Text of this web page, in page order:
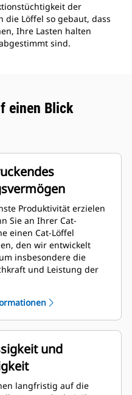
der
die Löffel so gebaut, dass
Ihre Lasten halten
sind.
einen Blick
Produktivität erzielen
Sie an Ihrer Cat-
einen Cat-Löffel
den wir entwickelt
insbesondere die
und Leistung der
den Materialfluss in
Die zusätzliche
verhindert ein
der Unterseite des
Wartungskosten
ist beim
höchsten. Cat-Löffel
und
langfristig auf die